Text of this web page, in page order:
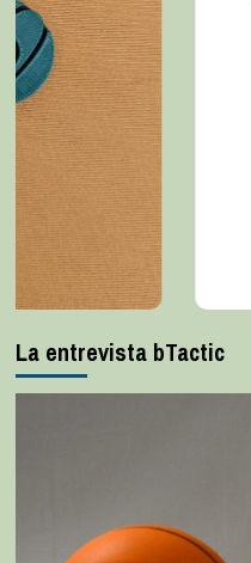
La entrevista bTactic